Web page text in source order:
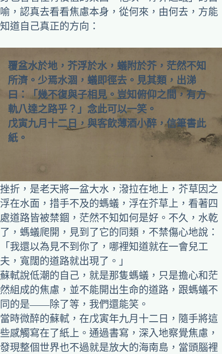
喻，認真去看看焦慮本身，從何來，由何去，方能
知道自己真正的方向：
覆盆水於地，芥浮於水，蟻附於芥，茫然不知
所濟。少焉水涸，蟻即徑去。見其類，出涕
曰：「幾不復與子相見。豈知俯仰之間，有方
軌八達之路乎？」念此可以一笑。
戊寅九月十二日，與客飲薄酒小醉，信筆書此
紙。
挫折，是老天將一盆大水，潑拉在地上，芥草因之
浮在水面，措手不及的螞蟻，浮在芥草上，看著四
處道路皆被禁錮，茫然不知如何是好。不久，水乾
了，螞蟻爬開，見到了它的同類，不禁傷心地說：
「我還以為見不到你了，哪裡知道就在一會兒工
夫，寬闊的道路就出現了。」
蘇軾說低潮的自己，就是那隻螞蟻，只是擔心和茫
然組成的焦慮，並不能開出生命的道路，跟螞蟻不
同的是――除了等，我們還能笑。
當時微醉的蘇軾，在戊寅年九月十二日，隨手將這
些感觸寫在了紙上。通過書寫，深入地察覺焦慮，
發現整個世界也不過就是放大的海南島，當頭腦裡